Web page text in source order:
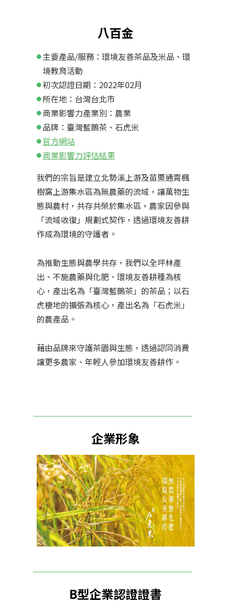
八百金
主要產品/服務：環境友善茶品及米品、環
境教育活動
初次認證日期：2022年02月
所在地：台灣台北市
商業影響力產業別：農業
品牌：臺灣藍鵲茶、石虎米
官方網站
商業影響力評估結果
我們的宗旨是建立北勢溪上游及苗栗通霄楓
樹窩上游集水區為無農藥的流域，讓萬物生
態與農村，共存共榮於集水區，農家因參與
「流域收復」規劃式契作，透過環境友善耕
作成為環境的守護者。
為推動生態與農學共存，我們以全坪林產
出、不施農藥與化肥、環境友善耕種為核
心，產出名為「臺灣藍鵲茶」的茶品；以石
虎棲地的擴張為核心，產出名為「石虎米」
的農產品。
藉由品牌來守護茶園與生態，透過認同消費
讓更多農家、年輕人參加環境友善耕作。
企業形象
B型企業認證證書